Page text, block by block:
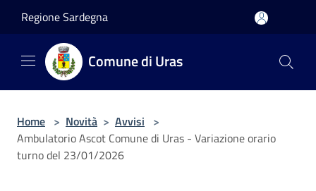
Regione Sardegna
Comune di Uras
Home > Novità > Avvisi >
Ambulatorio Ascot Comune di Uras - Variazione orario
turno del 23/01/2026